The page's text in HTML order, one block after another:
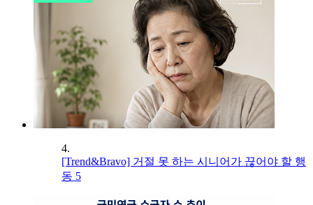
4.
[Trend&Bravo] 거절 못 하는 시니어가 끊어야 할 행
동 5